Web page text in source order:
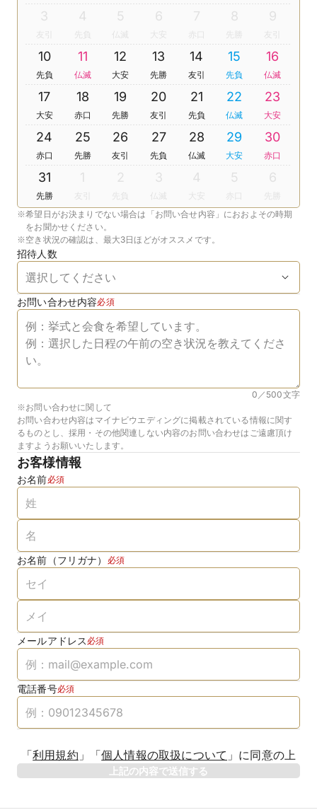
3
友引
4
先負
5
仏滅
6
大安
7 8 9
友引
10
先負
11
仏滅
12
大安
13
先勝
14
友引
15
先負
16
仏滅
17
大安
18
赤口
19
先勝
20
友引
21
先負
22
仏滅
23
大安
24
赤口
25
先勝
26
友引
27
先負
28
仏滅
29
大安
30
赤口
31
先勝
1
友引
2
先負
3
仏滅
4
大安
5 6
※希望日がお決まりでない場合は「お問い合せ内容」におおよその時期
をお聞かせください。
※空き状況の確認は、最大3日ほどがオススメです。
招待人数
お問い合わせ内容必須
0／500文字
※お問い合わせに関して
お問い合わせ内容はマイナビウエディングに掲載されている情報に関す
るものとし、採用・その他関連しない内容のお問い合わせはご遠慮頂け
ますようお願いいたします。
お客様情報
お名前必須
お名前（フリガナ） 必須
メールアドレス 必須
電話番号必須
「利用規約 」 「個人情報の取扱について 」 に同意の上
上記の内容で送信する